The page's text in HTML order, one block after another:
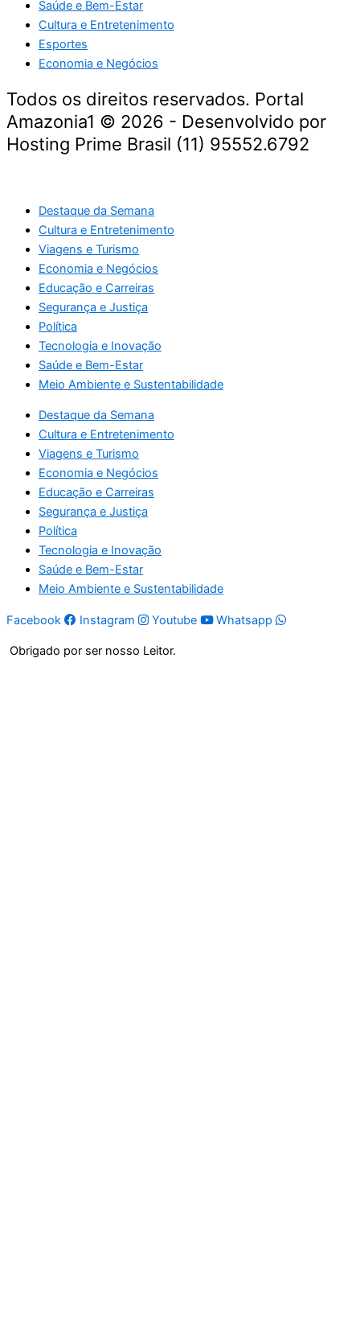
Saúde e Bem-Estar
Cultura e Entretenimento
Esportes
Economia e Negócios
Todos os direitos reservados. Portal
Amazonia1 © 2026 - Desenvolvido por
Hosting Prime Brasil (11) 95552.6792
Destaque da Semana
Cultura e Entretenimento
Viagens e Turismo
Economia e Negócios
Educação e Carreiras
Segurança e Justiça
Política
Tecnologia e Inovação
Saúde e Bem-Estar
Meio Ambiente e Sustentabilidade
Destaque da Semana
Cultura e Entretenimento
Viagens e Turismo
Economia e Negócios
Educação e Carreiras
Segurança e Justiça
Política
Tecnologia e Inovação
Saúde e Bem-Estar
Meio Ambiente e Sustentabilidade
Facebook Instagram Youtube Whatsapp
Obrigado por ser nosso Leitor.